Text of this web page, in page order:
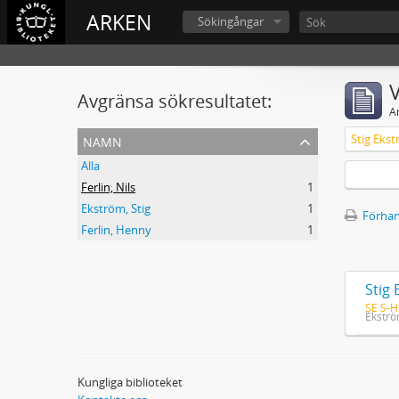
ARKEN Sökingångar
Avgränsa sökresultatet:
namn
Alla
Ferlin, Nils
1
Ekström, Stig
1
Ferlin, Henny
1
Stig
Stig
SE S-
Kungliga biblioteket